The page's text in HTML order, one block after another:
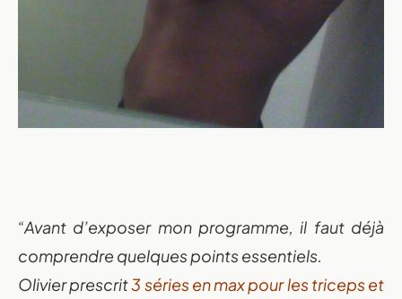
“Avant d’exposer mon programme, il faut déjà
comprendre quelques points essentiels.
Olivier prescrit3 séries en max pour les triceps et